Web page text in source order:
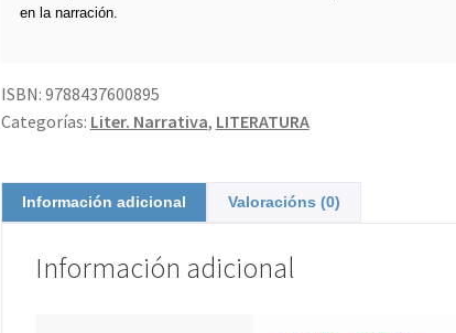
en la narración.
ISBN: 9788437600895
Categorías: Liter. Narrativa, LITERATURA
Información adicional Valoracións (0)
Información adicional